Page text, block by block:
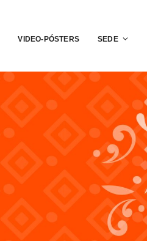
VIDEO-PÓSTERS SEDE